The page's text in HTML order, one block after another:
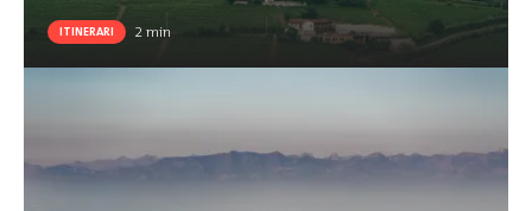
ITINERARI 2min